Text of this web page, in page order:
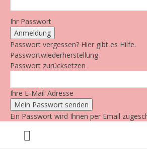
Ihr Passwort
Passwort vergessen? Hier gibt es Hilfe.
Passwortwiederherstellung
Passwort zurücksetzen
Ihre E-Mail-Adresse
Ein Passwort wird Ihnen per Email